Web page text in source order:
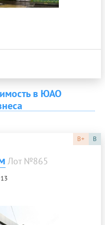
в ЮАО
B+ B
Лот №865